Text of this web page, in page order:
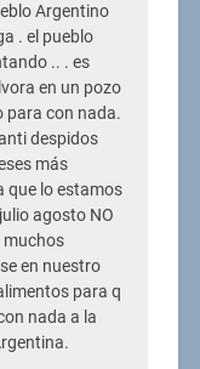
Argentino
. el pueblo
.. . es
en un pozo
para con nada.
despidos
más
que lo estamos
agosto NO
muchos
en nuestro
para q
nada a la